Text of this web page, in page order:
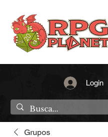
Login
Grupos